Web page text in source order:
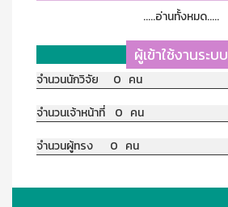
.....อ่านทั้งหมด.....
ผู้เข้าใช้งานระบบ
จำนวนนักวิจัย 0 คน
จำนวนเจ้าหน้าที่ 0 คน
จำนวนผู้ทรง 0 คน